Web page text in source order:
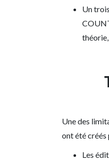
Un
Une des
ont été créés
Les